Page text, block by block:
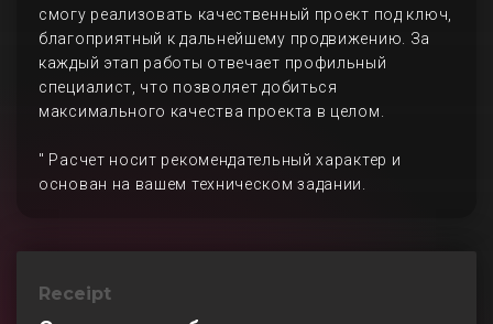
смогу реализовать качественный проект под ключ,
благоприятный к дальнейшему продвижению. За
каждый этап работы отвечает профильный
специалист, что позволяет добиться
максимального качества проекта в целом.
" Расчет носит рекомендательный характер и
основан на вашем техническом задании.
Receipt